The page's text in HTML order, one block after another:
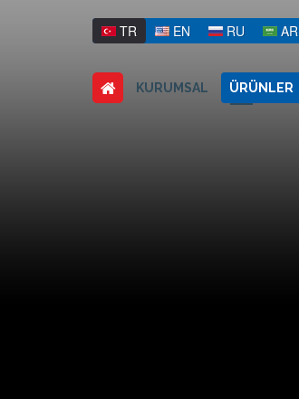
TR EN RU AR
KURUMSAL ÜRÜNLER